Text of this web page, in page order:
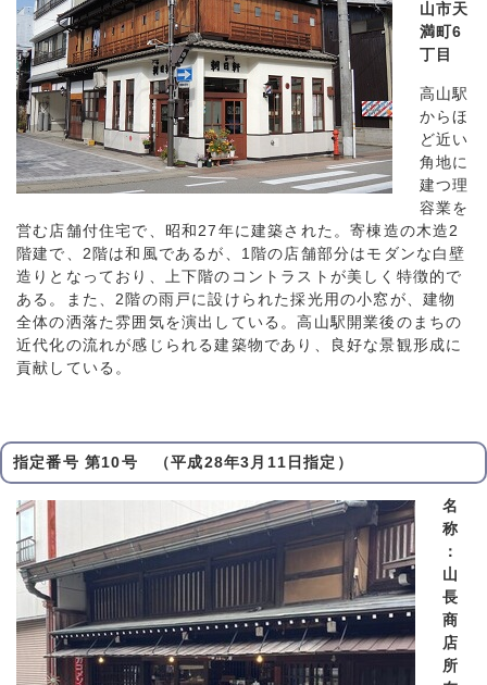
山市天
満町6
丁目
高山駅
からほ
ど近い
角地に
建つ理
容業を
営む店舗付住宅で、昭和27年に建築された。寄棟造の木造2
階建で、2階は和風であるが、1階の店舗部分はモダンな白壁
造りとなっており、上下階のコントラストが美しく特徴的で
ある。また、2階の雨戸に設けられた採光用の小窓が、建物
全体の洒落た雰囲気を演出している。高山駅開業後のまちの
近代化の流れが感じられる建築物であり、良好な景観形成に
貢献している。
指定番号 第10号 （平成28年3月11日指定）
名
称
：
山
長
商
店
所